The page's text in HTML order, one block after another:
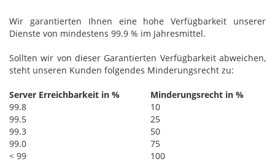
Wir garantierten Ihnen eine hohe Verfügbarkeit unserer
Dienste von mindestens 99.9 % im Jahresmittel.
Sollten wir von dieser Garantierten Verfügbarkeit abweichen,
steht unseren Kunden folgendes Minderungsrecht zu:
Server Erreichbarkeit in %
Minderungsrecht in %
99.8
10
99.5
25
99.3
50
99.0
75
< 99
100